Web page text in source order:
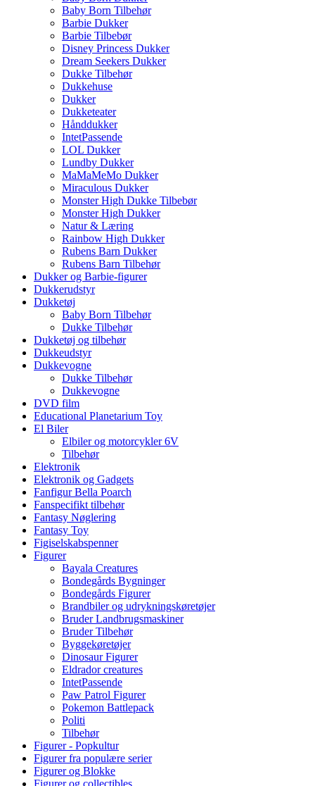
Baby Born Tilbehør
Barbie Dukker
Barbie Tilbebør
Disney Princess Dukker
Dream Seekers Dukker
Dukke Tilbehør
Dukkehuse
Dukker
Dukketeater
Hånddukker
IntetPassende
LOL Dukker
Lundby Dukker
MaMaMeMo Dukker
Miraculous Dukker
Monster High Dukke Tilbebør
Monster High Dukker
Natur & Læring
Rainbow High Dukker
Rubens Barn Dukker
Rubens Barn Tilbehør
Dukker og Barbie-figurer
Dukkerudstyr
Dukketøj
Baby Born Tilbehør
Dukke Tilbehør
Dukketøj og tilbehør
Dukkeudstyr
Dukkevogne
Dukke Tilbehør
Dukkevogne
DVD film
Educational Planetarium Toy
El Biler
Elbiler og motorcykler 6V
Tilbehør
Elektronik
Elektronik og Gadgets
Fanfigur Bella Poarch
Fanspecifikt tilbehør
Fantasy Nøglering
Fantasy Toy
Figiselskabspenner
Figurer
Bayala Creatures
Bondegårds Bygninger
Bondegårds Figurer
Brandbiler og udrykningskøretøjer
Bruder Landbrugsmaskiner
Bruder Tilbehør
Byggekøretøjer
Dinosaur Figurer
Eldrador creatures
IntetPassende
Paw Patrol Figurer
Pokemon Battlepack
Politi
Tilbehør
Figurer - Popkultur
Figurer fra populære serier
Figurer og Blokke
Figurer og collectibles